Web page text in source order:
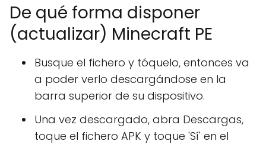
De qué forma disponer
(actualizar) Minecraft PE
Busque el fichero y tóquelo, entonces va
a poder verlo descargándose en la
barra superior de su dispositivo.
Una vez descargado, abra Descargas,
toque el fichero APK y toque 'Sí' en el